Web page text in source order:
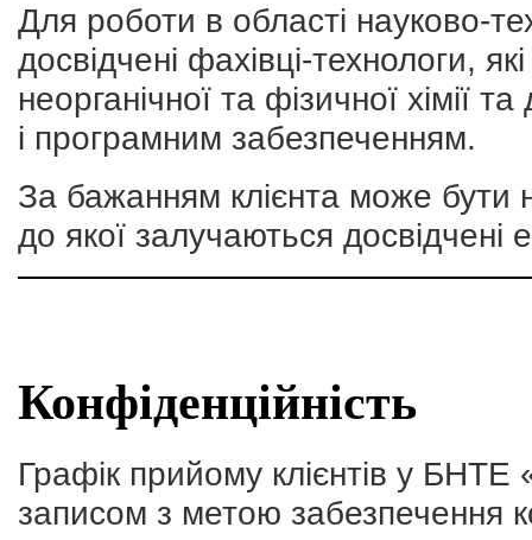
Для роботи в області науково-
досвідчені фахівці-технологи,
неорганічної та фізичної хімії
і програмним забезпеченням.
За бажанням клієнта може бути
до якої залучаються досвідчені
Конфіденційність
Графік прийому клієнтів у
записом з метою забезпечення